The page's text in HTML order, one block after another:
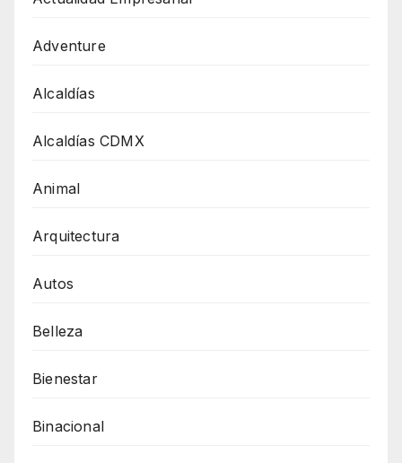
Adventure
Alcaldías
Alcaldías CDMX
Animal
Arquitectura
Autos
Belleza
Bienestar
Binacional